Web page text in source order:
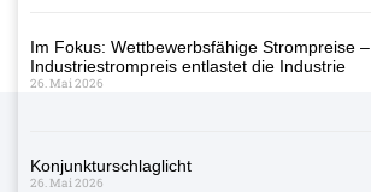
Im Fokus: Wettbewerbsfähige Strompreise –
Industriestrompreis entlastet die Industrie
26. Mai 2026
Konjunkturschlaglicht
26. Mai 2026